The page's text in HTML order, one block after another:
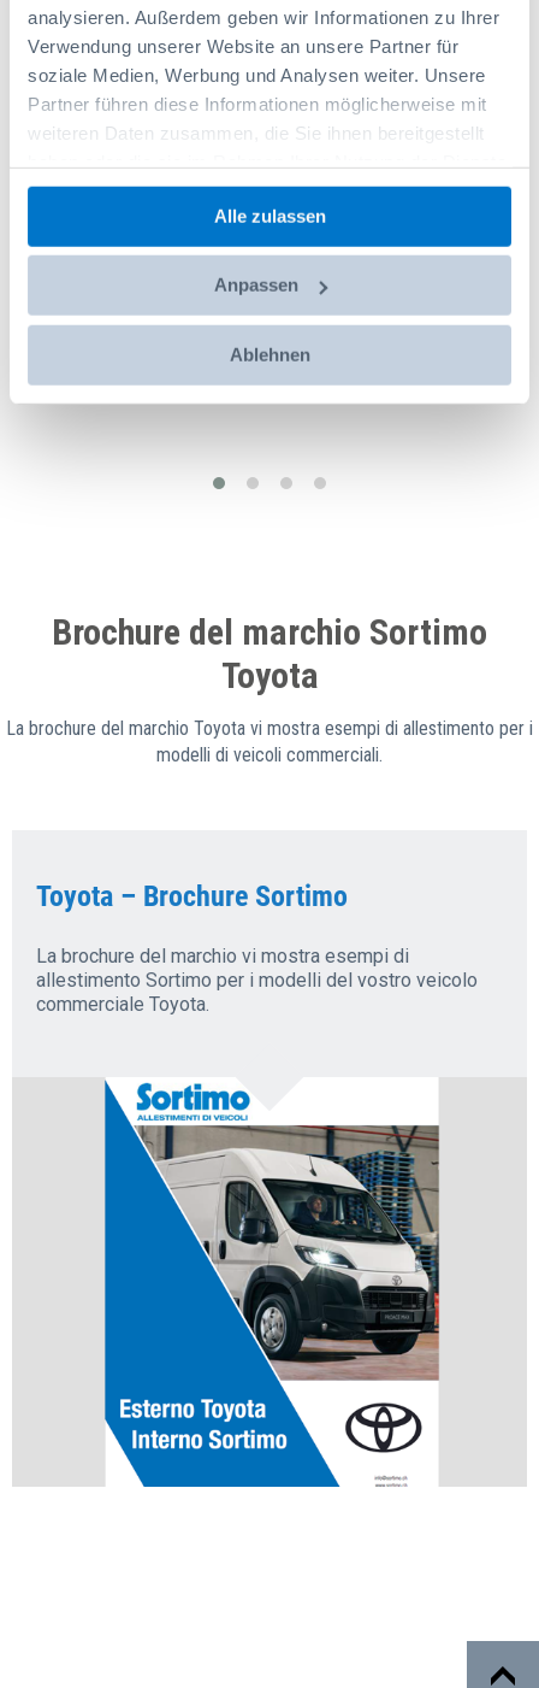
analysieren. Außerdem geben wir Informationen zu Ihrer
Verwendung unserer Website an unsere Partner für
soziale Medien, Werbung und Analysen weiter. Unsere
Partner führen diese Informationen möglicherweise mit
weiteren Daten zusammen, die Sie ihnen bereitgestellt
gesammelt haben.
Alle zulassen
Anpassen
Ablehnen
< >
Brochure del marchio Sortimo
Toyota
La brochure del marchio Toyota vi mostra esempi di allestimento per i
modelli di veicoli commerciali.
Toyota – Brochure Sortimo
La brochure del marchio vi mostra esempi di
allestimento Sortimo per i modelli del vostro veicolo
commerciale Toyota.